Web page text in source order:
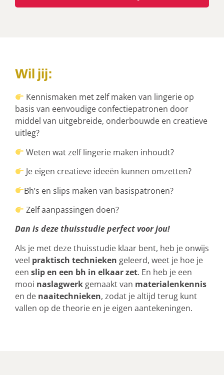
Wil jij:
Kennismaken met zelf maken van lingerie op
basis van eenvoudige confectiepatronen door
middel van uitgebreide, onderbouwde en creatieve
uitleg?
Weten wat zelf lingerie maken inhoudt?
Je eigen creatieve ideeën kunnen omzetten?
Bh’s en slips maken van basispatronen?
Zelf aanpassingen doen?
Dan is deze thuisstudie perfect voor jou!
Als je met deze thuisstudie klaar bent, heb je onwijs
veel praktisch technieken geleerd, weet je hoe je
een slip en een bh in elkaar zet. En heb je een
mooi naslagwerk gemaakt van materialenkennis
en de naaitechnieken, zodat je altijd terug kunt
vallen op de theorie en je eigen aantekeningen.